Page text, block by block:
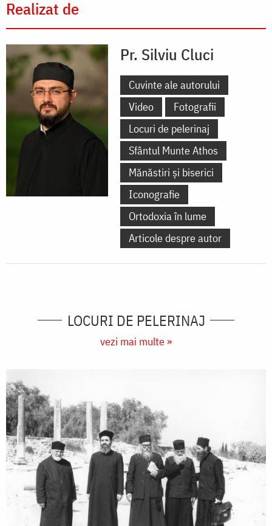
Realizat de
Pr. Silviu Cluci
Cuvinte ale autorului
Video
Fotografii
Locuri de pelerinaj
Sfântul Munte Athos
Mănăstiri și biserici
Iconografie
Ortodoxia în lume
Articole despre autor
LOCURI DE PELERINAJ
vezi mai multe »